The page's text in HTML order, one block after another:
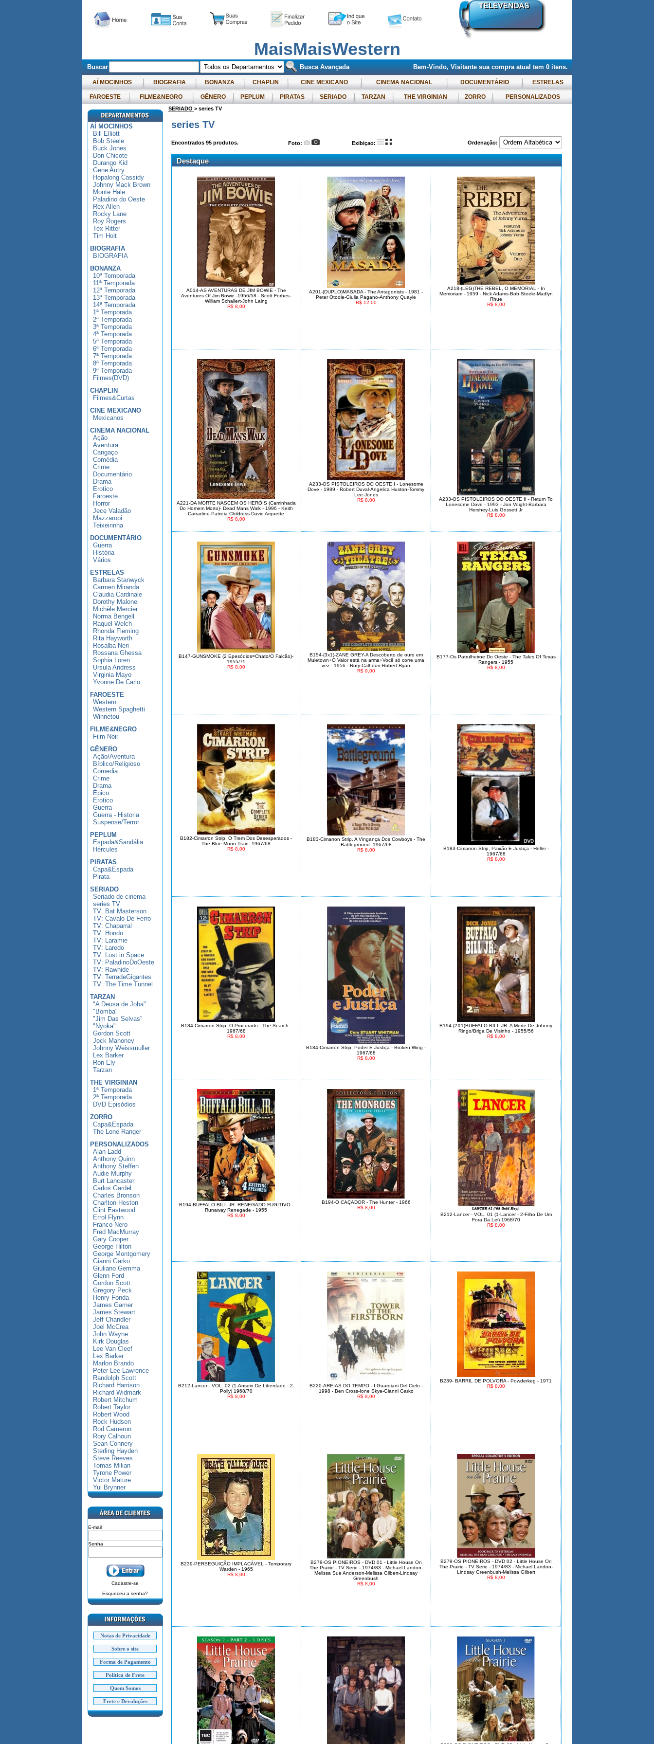
MaisMaisWestern
Buscar Busca Avançada Bem-Vindo, Visitante sua compra atual tem 0itens.
AÍ MOCINHOS BIOGRAFIA BONANZA CHAPLIN CINE MEXICANO CINEMA NACIONAL DOCUMENTÁRIO ESTRELAS
FAROESTE FILME&NEGRO GÊNERO PEPLUM PIRATAS SERIADO TARZAN THE VIRGINIAN ZORRO PERSONALIZADOS
AÍ MOCINHOS
Bill Elliott
Bob Steele
Buck Jones
Don Chicote
Durango Kid
Gene Autry
Hopalong Cassidy
Johnny Mack Brown
Monte Hale
Paladino do Oeste
Rex Allen
Rocky Lane
Roy Rogers
Tex Ritter
Tim Holt
BIOGRAFIA
BIOGRAFIA
BONANZA
10ª Temporada
11ª Temporada
12ª Temporada
13ª Temporada
14ª Temporada
1ª Temporada
2ª Temporada
3ª Temporada
4ª Temporada
5ª Temporada
6ª Temporada
7ª Temporada
8ª Temporada
9ª Temporada
Filmes(DVD)
CHAPLIN
Filmes&Curtas
CINE MEXICANO
Mexicanos
CINEMA NACIONAL
Ação
Aventura
Cangaço
Comédia
Crime
Documentário
Drama
Erotico
Faroeste
Horror
Jece Valadão
Mazzaropi
Teixeirinha
DOCUMENTÁRIO
Guerra
História
Vários
ESTRELAS
Barbara Stanwyck
Carmen Miranda
Claudia Cardinale
Dorothy Malone
Michèle Mercier
Norma Bengell
Raquel Welch
Rhonda Fleming
Rita Hayworth
Rosalba Neri
Rossana Ghessa
Sophia Loren
Ursula Andress
Virginia Mayo
Yvonne De Carlo
FAROESTE
Western
Western Spaghetti
Winnetou
FILME&NEGRO
Film-Noir
GÊNERO
Ação/Aventura
Bíblico/Religioso
Comedia
Crime
Drama
Épico
Erotico
Guerra
Guerra - Historia
Suspense/Terror
PEPLUM
Espada&Sandália
Hércules
PIRATAS
Capa&Espada
Pirata
SERIADO
Seriado de cinema
series TV
TV: Bat Masterson
TV: Cavalo De Ferro
TV: Chaparral
TV: Hondo
TV: Laramie
TV: Laredo
TV: Lost in Space
TV: PaladinoDoOeste
TV: Rawhide
TV: TerradeGigantes
TV: The Time Tunnel
TARZAN
"A Deusa de Joba"
"Bomba"
"Jim Das Selvas"
"Nyoka"
Gordon Scott
Jock Mahoney
Johnny Weissmuller
Lex Barker
Ron Ely
Tarzan
THE VIRGINIAN
1ª Temporada
2ª Temporada
DVD Episódios
ZORRO
Capa&Espada
The Lone Ranger
PERSONALIZADOS
Alan Ladd
Anthony Quinn
Anthony Steffen
Audie Murphy
Burt Lancaster
Carlos Gardel
Charles Bronson
Charlton Heston
Clint Eastwood
Errol Flynn
Franco Nero
Fred MacMurray
Gary Cooper
George Hilton
George Montgomery
Gianni Garko
Giuliano Gemma
Glenn Ford
Gordon Scott
Gregory Peck
Henry Fonda
James Garner
James Stewart
Jeff Chandler
Joel McCrea
John Wayne
Kirk Douglas
Lee Van Cleef
Lex Barker
Marlon Brando
Peter Lee Lawrence
Randolph Scott
Richard Harrison
Richard Widmark
Robert Mitchum
Robert Taylor
Robert Wood
Rock Hudson
Rod Cameron
Rory Calhoun
Sean Connery
Sterling Hayden
Steve Reeves
Tomas Milian
Tyrone Power
Victor Mature
Yul Brynner
E-mail
Senha
Cadastre-se
Esqueceu a senha?
Notas de Privacidade
Sobre o site
Forma de Pagamento
Política de Frete
Quem Somos
Frete e Devoluções
SERIADO > series TV
series TV
Encontrados 95produtos. Foto: Exibiçao: Ordenação:
Destaque
A014-AS AVENTURAS DE JIM BOWIE - The
Aventures Of Jim Bowie -1956/58 - Scott Forbes-
William Schallert-John Laing
R$ 8,00
A201-(DUPLO)MASADA - The Antagonists - 1981 -
Peter Otoole-Giulia Pagano-Anthony Quayle
R$ 12,00
A218-(LEG)THE REBEL, O MEMORIAL - In
Memoriam - 1959 - Nick Adams-Bob Steele-Madlyn
Rhue
R$ 8,00
A221-DA MORTE NASCEM OS HERÓIS (Caminhada
Do Homem Morto)- Dead Mans Walk - 1996 - Keith
Carradine-Patricia Childress-David Arquette
R$ 8,00
A233-OS PISTOLEIROS DO OESTE I - Lonesome
Dove - 1989 - Robert Duval-Angelica Huston-Tommy
Lee Jones
R$ 8,00
A233-OS PISTOLEIROS DO OESTE II - Return To
Lonesome Dove - 1993 - Jon Voight-Barbara
Hershey-Luis Gossett Jr
R$ 8,00
B147-GUNSMOKE (2 Epesódios=Chato/O Falcão)-
1955/75
R$ 8,00
B154-(3x1)-ZANE GREY-A Descoberto de ouro em
Muletown+O Valor está na arma+Você só corre uma
vez - 1956 - Rory Calhoun-Robert Ryan
R$ 9,00
B177-Os Patrulheiroe Do Oeste - The Tales Of Texas
Rangers - 1955
R$ 8,00
B182-Cimarron Strip, O Trem Dos Desesperados -
The Blue Moon Train- 1967/68
R$ 8,00
B183-Cimarron Strip, A Vingança Dos Cowboys - The
Battleground- 1967/68
R$ 8,00
B183-Cimarron Strip, Paixão E Justiça - Heller -
1967/68
R$ 8,00
B184-Cimarron Strip, O Procurado - The Search -
1967/68
R$ 8,00
B184-Cimarron Strip, Poder E Justiça - Broken Wing -
1967/68
R$ 8,00
B194-(2X1)BUFFALO BILL JR. A Morte De Johnny
Ringo/Briga De Visinho - 1955/56
R$ 8,00
B194-BUFFALO BILL JR. RENEGADO FUGITIVO -
Runaway Renegade - 1955
R$ 8,00
B194-O CAÇADOR - The Hunter - 1966
R$ 8,00
B212-Lancer - VOL. 01 (1-Lancer - 2-Filho De Um
Fora Da Lei) 1968/70
R$ 8,00
B212-Lancer - VOL. 02 (1-Anseio De Liberdade - 2-
Polly) 1968/70
R$ 8,00
B220-AREIAS DO TEMPO - I Guardiani Del Cielo -
1998 - Ben Cross-Ione Skye-Gianni Garko
R$ 8,00
B239- BARRIL DE POLVORA - Powderkeg - 1971
R$ 8,00
B239-PERSEGUIÇÃO IMPLACÁVEL - Temporary
Warden - 1965
R$ 8,00
B279-OS PIONEIROS - DVD 01 - Little House On
The Prairie - TV Serie - 1974/83 - Michael Landon-
Melissa Sue Anderson-Melissa Gilbert-Lindsay
Greenbush
R$ 8,00
B279-OS PIONEIROS - DVD 02 - Little House On
The Prairie - TV Serie - 1974/83 - Michael Landon-
Lindsay Greenbush-Melissa Gilbert
R$ 8,00